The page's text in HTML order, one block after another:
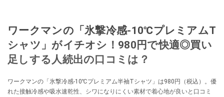
ワークマンの「氷撃冷感-10℃プレミアムT
シャツ」がイチオシ！980円で快適◎買い
足しする人続出の口コミは？
ワークマンの「氷撃冷感-10℃プレミアム半袖Tシャツ」は980円（税込）。優
れた接触冷感や吸水速乾性、シワになりにくい素材で着心地が良いと口コミ